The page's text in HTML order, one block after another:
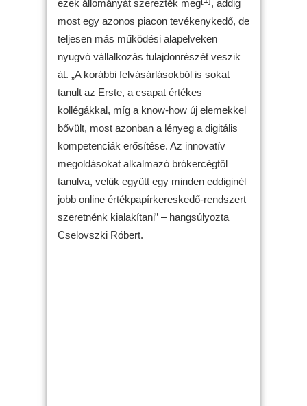
ezek állományát szerezték meg
, addig
most egy azonos piacon tevékenykedő, de
teljesen más működési alapelveken
nyugvó vállalkozás tulajdonrészét veszik
át. „A korábbi felvásárlásokból is sokat
tanult az Erste, a csapat értékes
kollégákkal, míg a know-how új elemekkel
bővült, most azonban a lényeg a digitális
kompetenciák erősítése. Az innovatív
megoldásokat alkalmazó brókercégtől
tanulva, velük együtt egy minden eddiginél
jobb online értékpapírkereskedő-rendszert
szeretnénk kialakítani” – hangsúlyozta
Cselovszki Róbert.